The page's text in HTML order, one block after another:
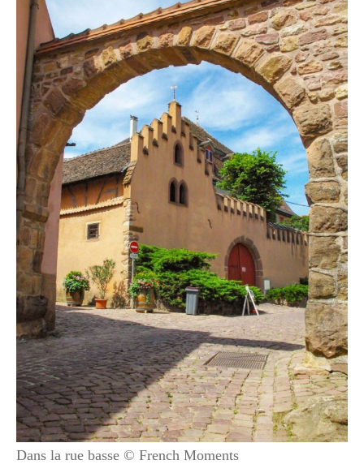
Dans la rue basse © French Moments